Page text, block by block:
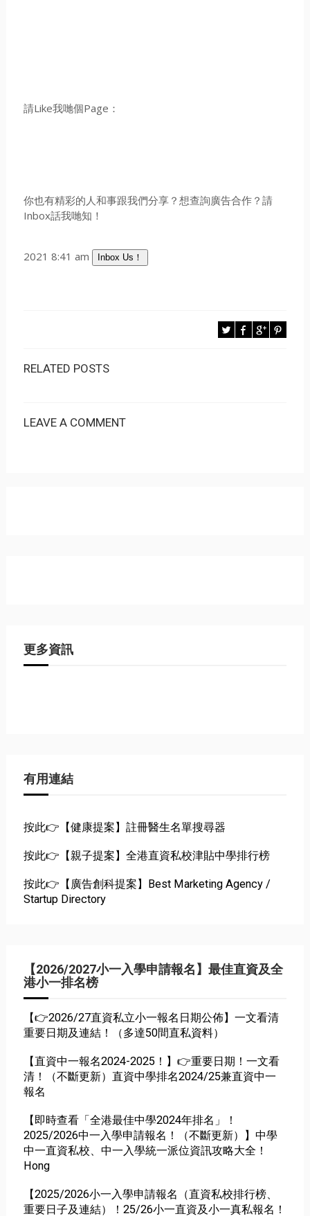
請Like我哋個Page：
你也有精彩的人和事跟我們分享？想查詢廣告合作？請
Inbox話我哋知！
2021 8:41 am Inbox Us！
RELATED POSTS
LEAVE A COMMENT
更多資訊
有用連結
按此👉【健康提案】註冊醫生名單搜尋器
按此👉【親子提案】全港直資私校津貼中學排行榜
按此👉【廣告創科提案】Best Marketing Agency /
Startup Directory
【2026/2027小一入學申請報名】最佳直資及全
港小一排名榜
【👉2026/27直資私立小一報名日期公佈】一文看清
重要日期及連結！（多達50間直私資料）
【直資中一報名2024-2025！】👉重要日期！一文看
清！（不斷更新）直資中學排名2024/25兼直資中一
報名
【即時查看「全港最佳中學2024年排名」！
2025/2026中一入學申請報名！（不斷更新）】中學
中一直資私校、中一入學統一派位資訊攻略大全！
Hong
【2025/2026小一入學申請報名（直資私校排行榜、
重要日子及連結）！25/26小一直資及小一真私報名！